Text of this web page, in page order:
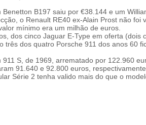
B197 saiu por €38.144 e um
o Renault RE40 ex-Alain Prost não foi
mínimo era um milhão de euros.
dos cinco Jaguar E-Type em oferta (dois
dos quatro Porsche 911 dos anos 60
S, de 1969, arrematado por 122.960
91.640 e 92.800 euros,
Série 2 tenha valido mais do que o